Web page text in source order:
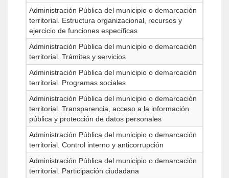
Administración Pública del municipio o demarcación
territorial. Estructura organizacional, recursos y
ejercicio de funciones específicas
Administración Pública del municipio o demarcación
territorial. Trámites y servicios
Administración Pública del municipio o demarcación
territorial. Programas sociales
Administración Pública del municipio o demarcación
territorial. Transparencia, acceso a la información
pública y protección de datos personales
Administración Pública del municipio o demarcación
territorial. Control interno y anticorrupción
Administración Pública del municipio o demarcación
territorial. Participación ciudadana